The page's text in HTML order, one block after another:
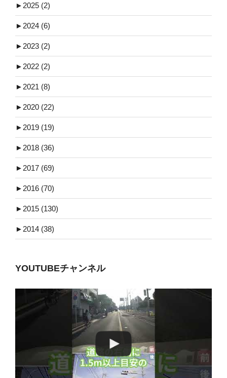
► 2025 (2)
► 2024 (6)
► 2023 (2)
► 2022 (2)
► 2021 (8)
► 2020 (22)
► 2019 (19)
► 2018 (36)
► 2017 (69)
► 2016 (70)
► 2015 (130)
► 2014 (38)
YOUTUBEチャンネル